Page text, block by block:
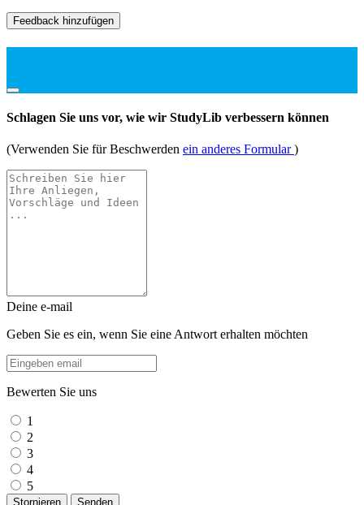
Feedback hinzufügen
Schlagen Sie uns vor, wie wir StudyLib verbessern können
(Verwenden Sie für Beschwerden ein anderes Formular)
Deine e-mail
Geben Sie es ein, wenn Sie eine Antwort erhalten möchten
Bewerten Sie uns
1
2
3
4
5
Stornieren Senden